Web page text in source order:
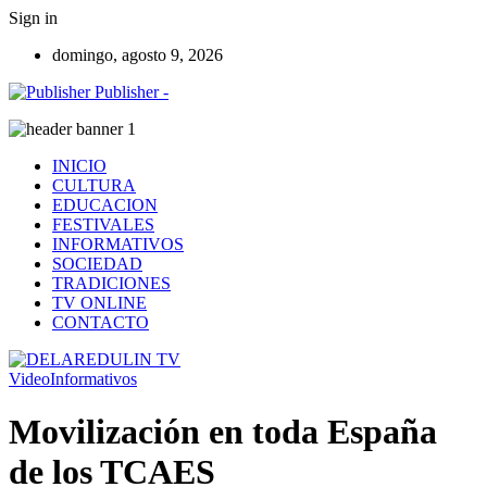
Sign in
domingo, agosto 9, 2026
Publisher -
INICIO
CULTURA
EDUCACION
FESTIVALES
INFORMATIVOS
SOCIEDAD
TRADICIONES
TV ONLINE
CONTACTO
VideoInformativos
Movilización en toda España
de los TCAES